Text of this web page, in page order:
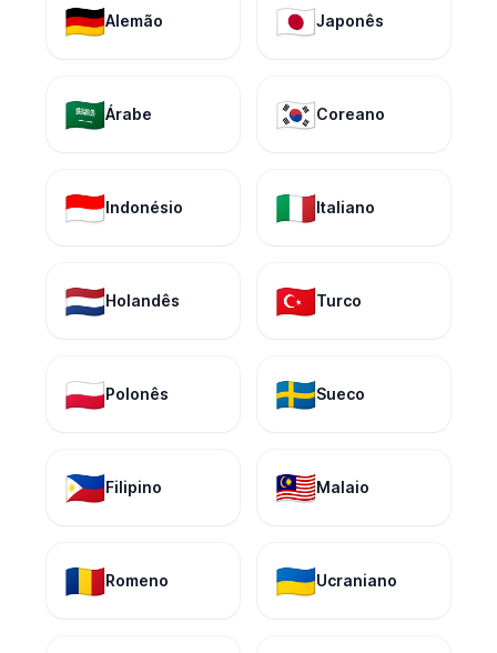
🇩🇪Alemão 🇯🇵Japonês
🇸🇦Árabe 🇰🇷Coreano
🇮🇩Indonésio 🇮🇹Italiano
🇳🇱Holandês 🇹🇷Turco
🇵🇱Polonês 🇸🇪Sueco
🇵🇭Filipino 🇲🇾Malaio
🇷🇴Romeno 🇺🇦Ucraniano